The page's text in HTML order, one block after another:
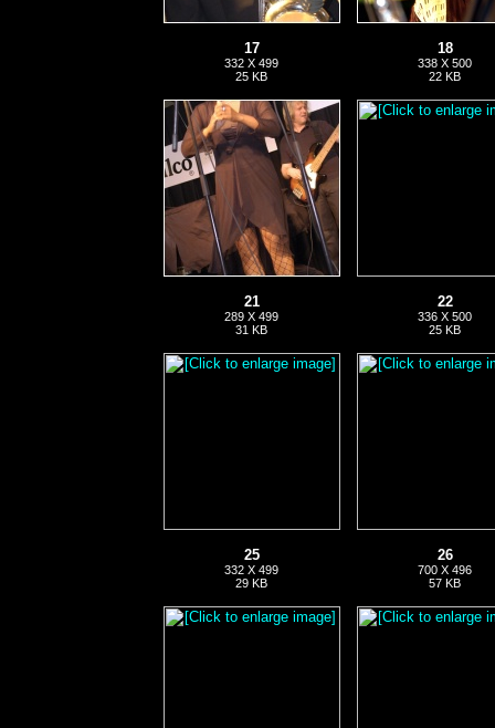
17
332 X 499
25 KB
18
338 X 500
22 KB
21
289 X 499
31 KB
22
336 X 500
25 KB
25
332 X 499
29 KB
26
700 X 496
57 KB